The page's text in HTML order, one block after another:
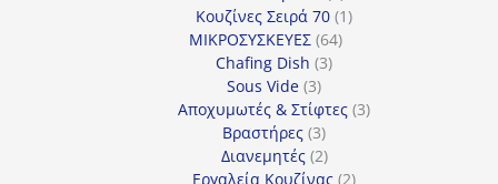
προϊόντα
Κουζίνες Σειρά 70 11
ΜΙΚΡΟΣΥΣΚΕΥΕΣ 6464
Chafing Dish 33
Sous Vide 33
προϊόντα
Αποχυμωτές & Στίφτες 33
Βραστήρες 33
προϊόντα
Διανεμητές 22
προϊόντα
Εργαλεία Κουζίνας 22